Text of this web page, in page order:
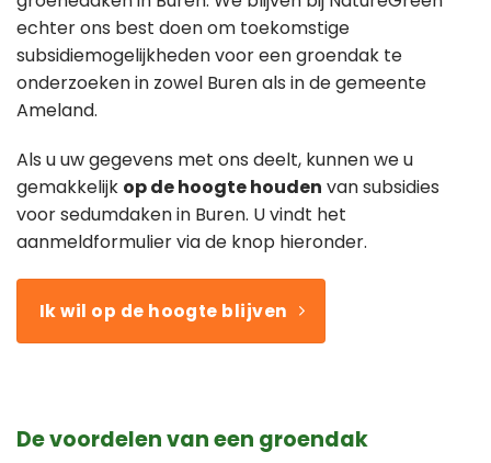
echter ons best doen om toekomstige
subsidiemogelijkheden voor een groendak te
onderzoeken in zowel Buren als in de gemeente
Ameland.
Als u uw gegevens met ons deelt, kunnen we u
gemakkelijk op de hoogte houden van subsidies
voor sedumdaken in Buren. U vindt het
aanmeldformulier via de knop hieronder.
Ik wil op de hoogte blijven
De voordelen van een groendak